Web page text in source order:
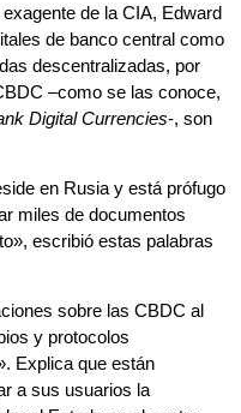
de la CIA, Edward
de banco central como
descentralizadas, por
–como se las conoce,
Digital Currencies-, son
en Rusia y está prófugo
miles de documentos
escribió estas palabras
sobre las CBDC al
y protocolos
Explica que están
a sus usuarios la